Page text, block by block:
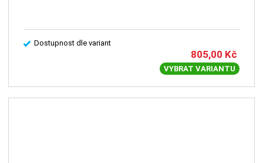
Dostupnost dle variant
805,00 Kč
VYBRAT VARIANTU